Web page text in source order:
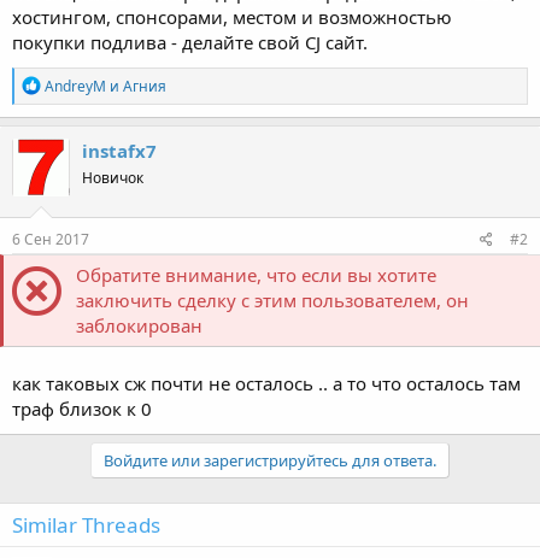
хостингом, спонсорами, местом и возможностью
покупки подлива - делайте свой CJ сайт.
Р
е
а
к
ц
и
и
:
AndreyM и Агния
instafx7
Новичок
6 Сен 2017 #2
Обратите внимание, что если вы хотите
заключить сделку с этим пользователем, он
заблокирован
как таковых сж почти не осталось .. а то что осталось там
траф близок к 0
Войдите или зарегистрируйтесь для ответа.
Similar Threads